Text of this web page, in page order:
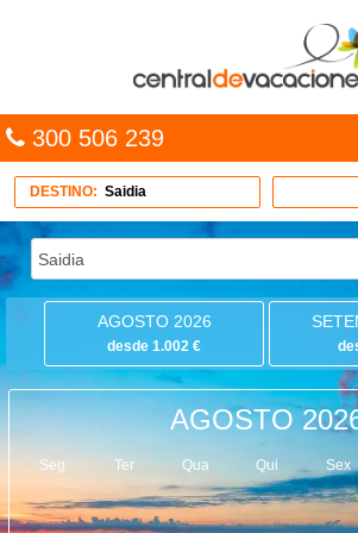
300 506 239
TRIP PLANNER
PACOTES
MULTIDESTINO
CRUZEIROS
DESTINO: Saidia
AGOSTO 2026
desde 1.002 €
AGOSTO
Seg Ter Qua Qui Sex